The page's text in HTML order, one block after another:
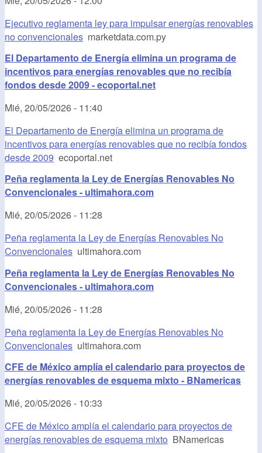
Ejecutivo reglamenta ley para impulsar energías renovables
no convencionales marketdata.com.py
El Departamento de Energía elimina un programa de
incentivos para energías renovables que no recibía
fondos desde 2009 - ecoportal.net
Mié, 20/05/2026 - 11:40
El Departamento de Energía elimina un programa de
incentivos para energías renovables que no recibía fondos
desde 2009 ecoportal.net
Peña reglamenta la Ley de Energías Renovables No
Convencionales - ultimahora.com
Mié, 20/05/2026 - 11:28
Peña reglamenta la Ley de Energías Renovables No
Convencionales ultimahora.com
Peña reglamenta la Ley de Energías Renovables No
Convencionales - ultimahora.com
Mié, 20/05/2026 - 11:28
Peña reglamenta la Ley de Energías Renovables No
Convencionales ultimahora.com
CFE de México amplía el calendario para proyectos de
energías renovables de esquema mixto - BNamericas
Mié, 20/05/2026 - 10:33
CFE de México amplía el calendario para proyectos de
energías renovables de esquema mixto BNamericas